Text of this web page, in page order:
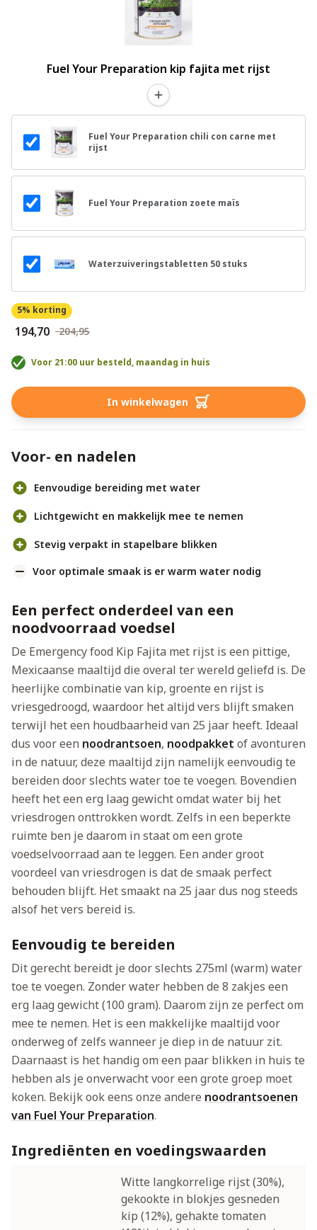
Fuel Your Preparation kip fajita met rijst
Fuel Your Preparation chili con carne met
rijst
Fuel Your Preparation zoete maïs
Waterzuiveringstabletten 50 stuks
5% korting
€ 194,70 € 204,95
Voor 21:00 uur besteld, maandag in huis
In winkelwagen
Voor- en nadelen
Eenvoudige bereiding met water
Lichtgewicht en makkelijk mee te nemen
Stevig verpakt in stapelbare blikken
Voor optimale smaak is er warm water nodig
Een perfect onderdeel van een
noodvoorraad voedsel
De Emergency food Kip Fajita met rijst is een pittige,
Mexicaanse maaltijd die overal ter wereld geliefd is. De
heerlijke combinatie van kip, groente en rijst is
vriesgedroogd, waardoor het altijd vers blijft smaken
terwijl het een houdbaarheid van 25 jaar heeft. Ideaal
dus voor een noodrantsoen, noodpakket of avonturen
in de natuur, deze maaltijd zijn namelijk eenvoudig te
bereiden door slechts water toe te voegen. Bovendien
heeft het een erg laag gewicht omdat water bij het
vriesdrogen onttrokken wordt. Zelfs in een beperkte
ruimte ben je daarom in staat om een grote
voedselvoorraad aan te leggen. Een ander groot
voordeel van vriesdrogen is dat de smaak perfect
behouden blijft. Het smaakt na 25 jaar dus nog steeds
alsof het vers bereid is.
Eenvoudig te bereiden
Dit gerecht bereidt je door slechts 275ml (warm) water
toe te voegen. Zonder water hebben de 8 zakjes een
erg laag gewicht (100 gram). Daarom zijn ze perfect om
mee te nemen. Het is een makkelijke maaltijd voor
onderweg of zelfs wanneer je diep in de natuur zit.
Daarnaast is het handig om een paar blikken in huis te
hebben als je onverwacht voor een grote groep moet
koken. Bekijk ook eens onze andere noodrantsoenen
van Fuel Your Preparation.
Ingrediënten en voedingswaarden
Witte langkorrelige rijst (30%),
gekookte in blokjes gesneden
kip (12%), gehakte tomaten